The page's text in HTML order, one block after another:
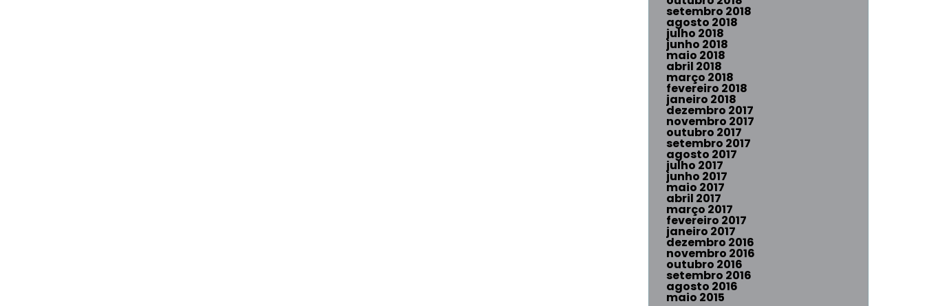
setembro 2018
agosto 2018
julho 2018
junho 2018
maio 2018
abril 2018
março 2018
fevereiro 2018
janeiro 2018
dezembro 2017
novembro 2017
outubro 2017
setembro 2017
agosto 2017
julho 2017
junho 2017
maio 2017
abril 2017
março 2017
fevereiro 2017
janeiro 2017
dezembro 2016
novembro 2016
outubro 2016
setembro 2016
agosto 2016
maio 2015